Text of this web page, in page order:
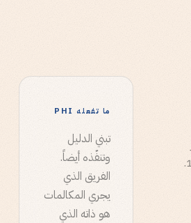
ورشة عمل. يتقاضى $15K.
ما تفعله PHI
تبني الدليل
وتنفّذه أيضاً.
الفريق الذي
يجري المكالمات
هو ذاته الذي